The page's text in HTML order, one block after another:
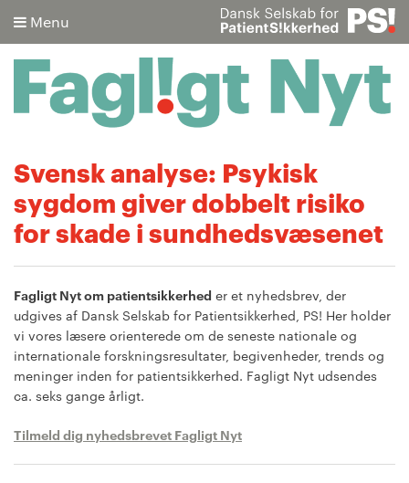
Menu
Søg
Avanceret søgning
Svensk analyse: Psykisk
sygdom giver dobbelt risiko
for skade i sundhedsvæsenet
Fagligt Nyt om patientsikkerhed er et nyhedsbrev, der
udgives af Dansk Selskab for Patientsikkerhed, PS! Her holder
vi vores læsere orienterede om de seneste nationale og
internationale forskningsresultater, begivenheder, trends og
meninger inden for patientsikkerhed. Fagligt Nyt udsendes
ca. seks gange årligt.
Tilmeld dig nyhedsbrevet Fagligt Nyt